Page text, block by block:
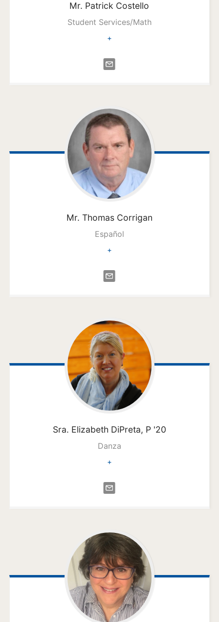
Mr. Patrick Costello
Student Services/Math
+
Mr. Thomas Corrigan
Español
+
Sra. Elizabeth DiPreta, P '20
Danza
+